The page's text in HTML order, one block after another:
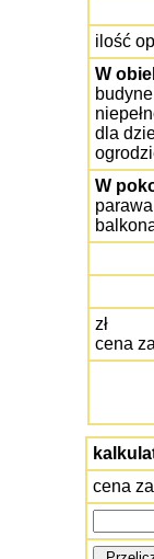
ilość
W
dla
W
zł
cena
cena